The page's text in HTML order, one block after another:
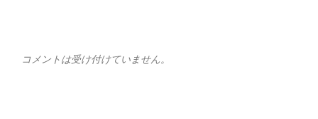
コメントは受け付けていません。